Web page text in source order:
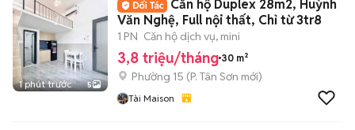
1 phút trước 5
Căn hộ Duplex 28m2, Huỳnh
Văn Nghệ, Full nội thất, Chỉ từ 3tr8
1 PN Căn hộ dịch vụ, mini
3,8 triệu/tháng 30 m²
Phường 15 (P. Tân Sơn mới)
Tài Maison